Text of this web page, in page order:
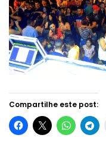
Compartilhe este post: